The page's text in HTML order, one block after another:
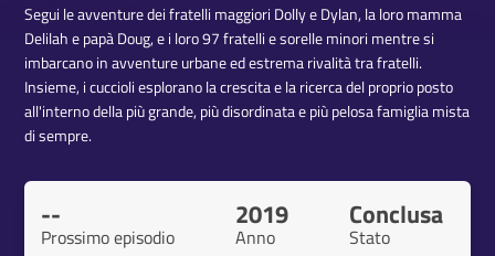
Segui le avventure dei fratelli maggiori Dolly e Dylan, la loro mamma
Delilah e papà Doug, e i loro 97 fratelli e sorelle minori mentre si
imbarcano in avventure urbane ed estrema rivalità tra fratelli.
Insieme, i cuccioli esplorano la crescita e la ricerca del proprio posto
all'interno della più grande, più disordinata e più pelosa famiglia mista
di sempre.
--
Prossimo episodio
2019
Anno
Conclusa
Stato